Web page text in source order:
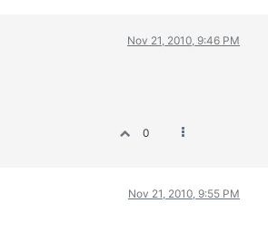
Nov 21, 2010, 9:46 PM
0
Nov 21, 2010, 9:55 PM